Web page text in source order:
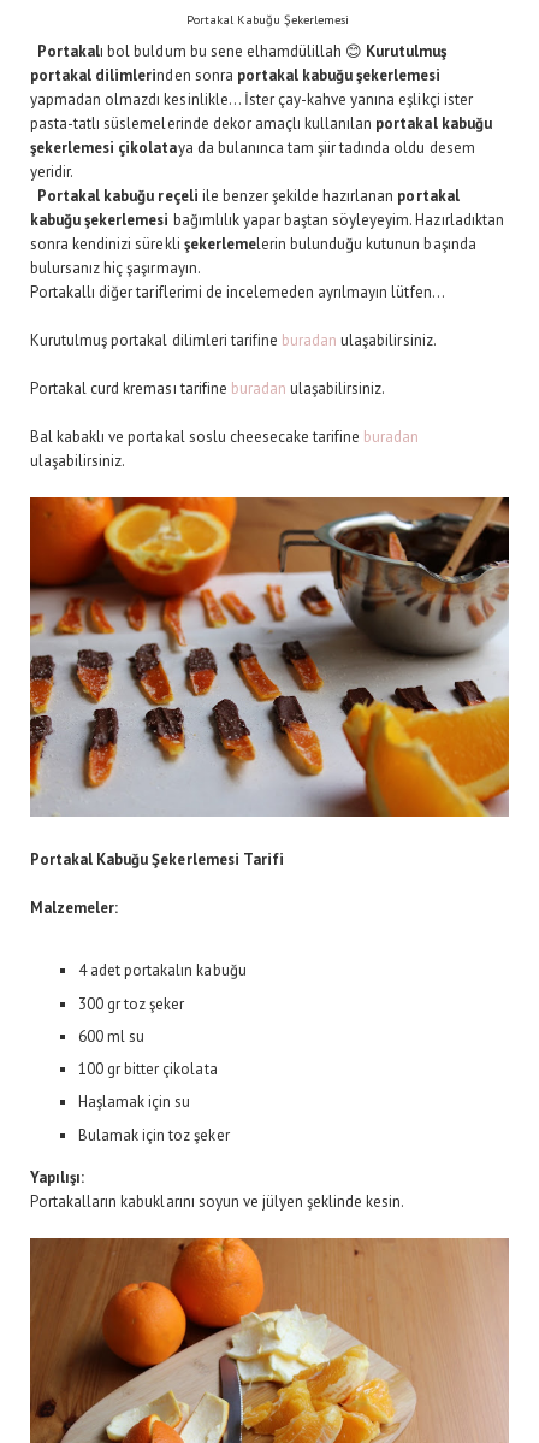
Portakal Kabuğu Şekerlemesi
Portakalı bol buldum bu sene elhamdülillah 😊 Kurutulmuş
portakal dilimlerinden sonra portakal kabuğu şekerlemesi
yapmadan olmazdı kesinlikle... İster çay-kahve yanına eşlikçi ister
pasta-tatlı süslemelerinde dekor amaçlı kullanılan portakal kabuğu
şekerlemesi çikolataya da bulanınca tam şiir tadında oldu desem
yeridir.
Portakal kabuğu reçeli ile benzer şekilde hazırlanan portakal
kabuğu şekerlemesi bağımlılık yapar baştan söyleyeyim. Hazırladıktan
sonra kendinizi sürekli şekerlemelerin bulunduğu kutunun başında
bulursanız hiç şaşırmayın.
Portakallı diğer tariflerimi de incelemeden ayrılmayın lütfen...
Kurutulmuş portakal dilimleri tarifine buradan ulaşabilirsiniz.
Portakal curd kreması tarifine buradan ulaşabilirsiniz.
Bal kabaklı ve portakal soslu cheesecake tarifine buradan
ulaşabilirsiniz.
Portakal Kabuğu Şekerlemesi Tarifi
Malzemeler:
4 adet portakalın kabuğu
300 gr toz şeker
600 ml su
100 gr bitter çikolata
Haşlamak için su
Bulamak için toz şeker
Yapılışı:
Portakalların kabuklarını soyun ve jülyen şeklinde kesin.